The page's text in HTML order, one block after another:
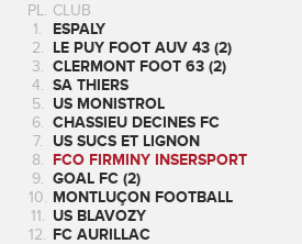
PL. CLUB
1.
ESPALY
2. LE PUY FOOT AUV 43 (2)
3. CLERMONT FOOT 63 (2)
4. SA THIERS
5. US MONISTROL
6. CHASSIEU DECINES FC
7.
US SUCS ET LIGNON
8. FCO FIRMINY INSERSPORT
9. GOAL FC (2)
10. MONTLUÇON FOOTBALL
11. US BLAVOZY
12. FC AURILLAC